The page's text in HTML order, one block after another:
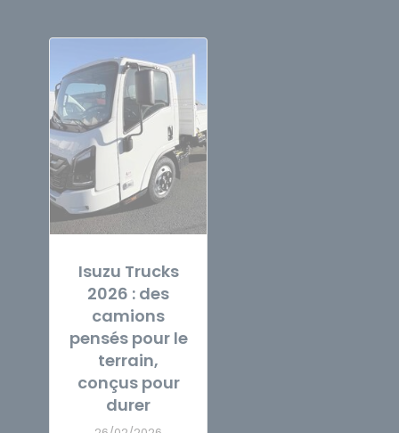
Isuzu Trucks
2026 : des
camions
pensés pour le
terrain,
conçus pour
durer